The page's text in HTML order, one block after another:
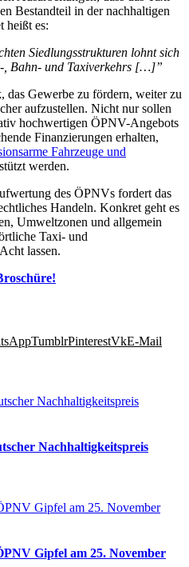
Bestandteil in der nachhaltigen
heißt es:
Siedlungsstrukturen lohnt sich
, Bahn- und Taxiverkehrs […]”
das Gewerbe zu fördern, weiter zu
aufzustellen. Nicht nur sollen
hochwertigen ÖPNV-Angebots
Finanzierungen erhalten,
Fahrzeuge und
werden.
des ÖPNVs fordert das
Handeln. Konkret geht es
Umweltzonen und allgemein
Taxi- und
lassen.
TumblrPinterestVkE-Mail
Nachhaltigkeitspreis
Gipfel am 25. November